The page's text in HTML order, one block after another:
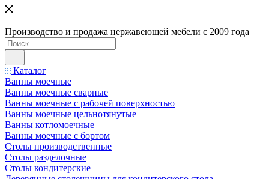
Производство и продажа нержавеющей мебели с 2009 года
Каталог
Ванны моечные
Ванны моечные сварные
Ванны моечные с рабочей поверхностью
Ванны моечные цельнотянутые
Ванны котломоечные
Ванны моечные с бортом
Столы производственные
Столы разделочные
Столы кондитерские